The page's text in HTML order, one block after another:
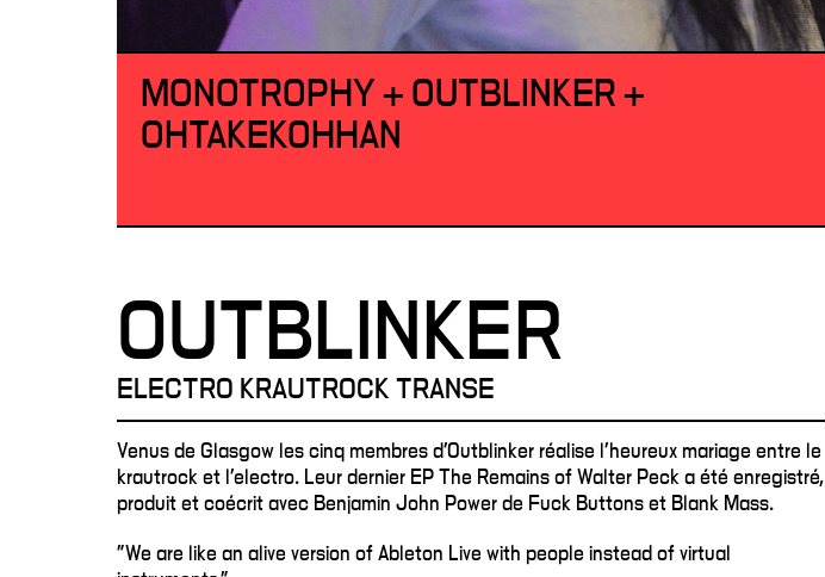
MONOTROPHY + OUTBLINKER +
OHTAKEKOHHAN
OUTBLINKER
ELECTRO KRAUTROCK TRANSE
Venus de Glasgow les cinq membres d'Outblinker réalise l'heureux mariage entre le
krautrock et l'electro. Leur dernier EP The Remains of Walter Peck a été enregistré,
produit et coécrit avec Benjamin John Power de Fuck Buttons et Blank Mass.
"We are like an alive version of Ableton Live with people instead of virtual